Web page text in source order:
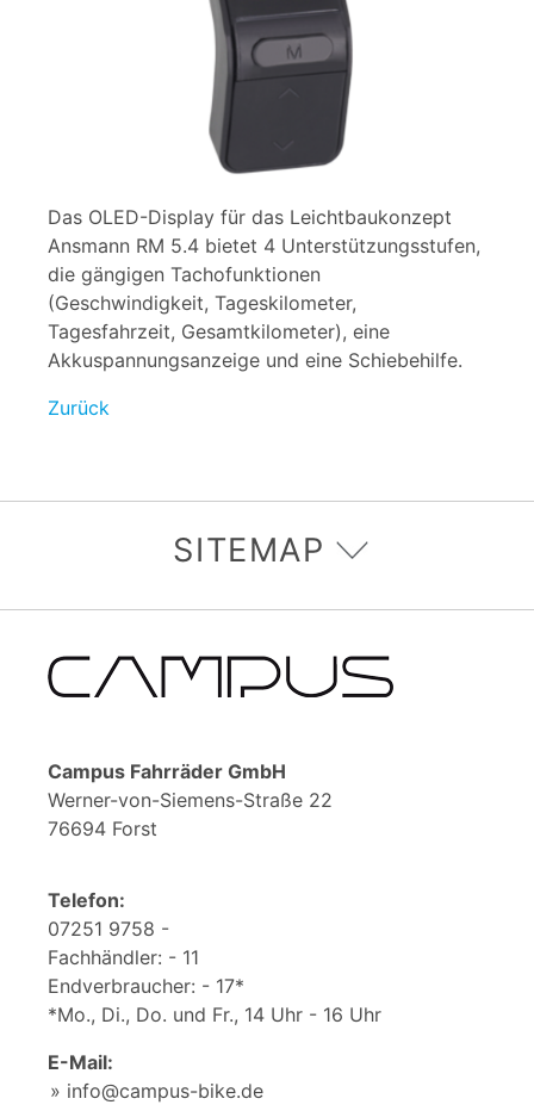
Das OLED-Display für das Leichtbaukonzept
Ansmann RM 5.4 bietet 4 Unterstützungsstufen,
die gängigen Tachofunktionen
(Geschwindigkeit, Tageskilometer,
Tagesfahrzeit, Gesamtkilometer), eine
Akkuspannungsanzeige und eine Schiebehilfe.
Zurück
SITEMAP
Campus Fahrräder GmbH
Werner-von-Siemens-Straße 22
76694 Forst
Telefon:
07251 9758 -
Fachhändler: - 11
Endverbraucher: - 17*
*Mo., Di., Do. und Fr., 14 Uhr - 16 Uhr
E-Mail:
info@campus-bike.de